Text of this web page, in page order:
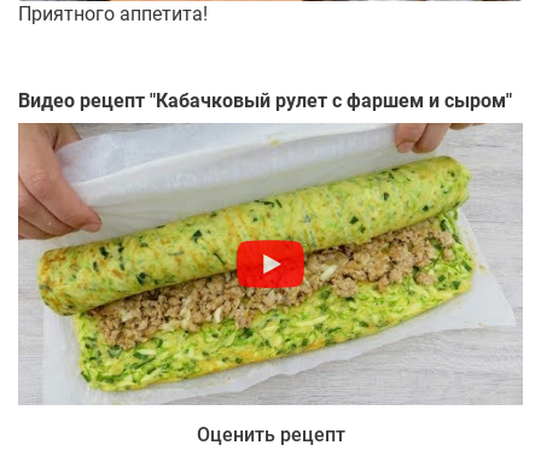
Приятного аппетита!
Видео рецепт "Кабачковый рулет с фаршем и сыром"
Оценить рецепт